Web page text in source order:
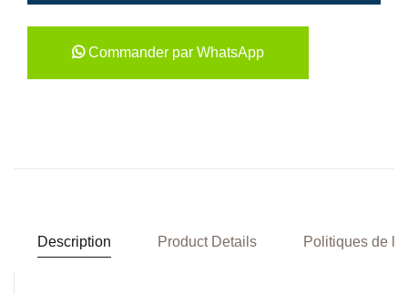
Commander par WhatsApp
Description Product Details Politiques de la